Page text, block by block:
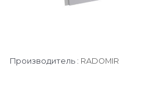
Производитель : RADOMIR